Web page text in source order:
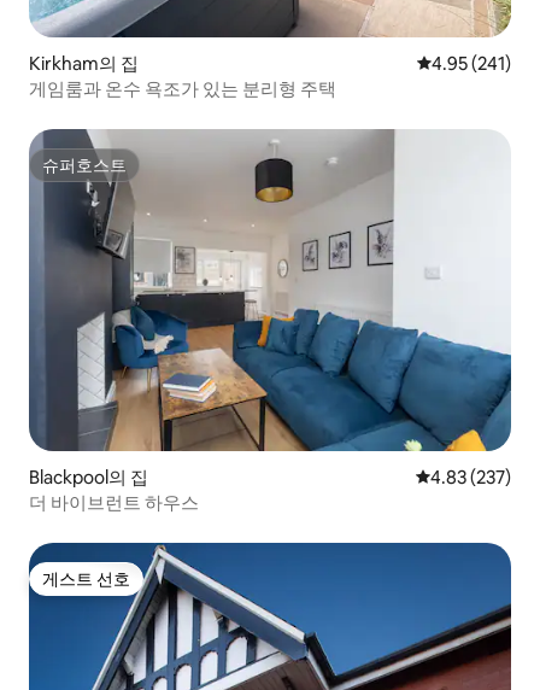
Kirkham의 집 평점 4.95점(5
4.95 (241)
게임룸과 온수 욕조가 있는 분리형 주택
슈퍼호스트
슈퍼호스트
Blackpool의 집 평점 4.83점(5
4.83 (237)
더 바이브런트 하우스
게스트 선호
게스트 선호